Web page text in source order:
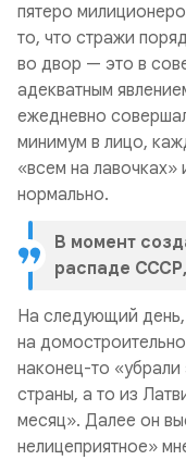
пятеро
то, что стражи
во двор — это в
адекватным
ежедневно
минимум в лицо,
«всем на лавочках»
нормально.
В момент
распаде
На следующий
на
наконец-то
страны, а то из
месяц». Далее он
нелицеприятное»